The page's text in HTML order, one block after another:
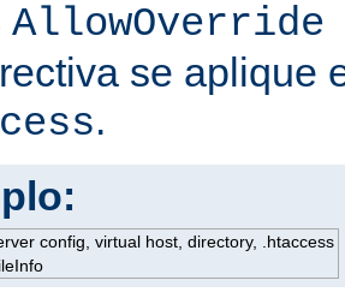
se aplique
.
config, virtual host, directory, .htaccess